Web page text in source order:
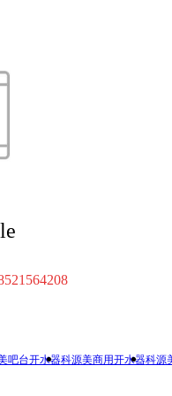
吧台开水器科源美商用开水器科源